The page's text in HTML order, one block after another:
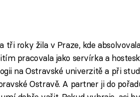
tři roky žila v Praze, kde
pracovala jako servírka a
na Ostravské univerzitě a při
Ostravě. A partner ji do